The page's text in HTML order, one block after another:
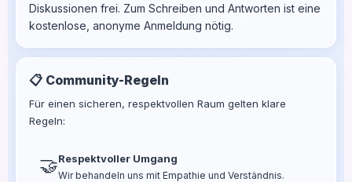
Diskussionen frei. Zum Schreiben und Antworten ist eine
kostenlose, anonyme Anmeldung nötig.
📋 Community-Regeln
Für einen sicheren, respektvollen Raum gelten klare
Regeln:
🤝Respektvoller Umgang
Wir behandeln uns mit Empathie und Verständnis.